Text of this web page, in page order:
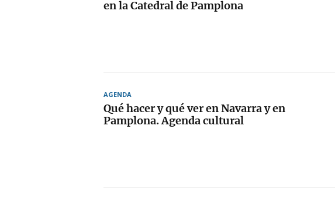
en la Catedral de Pamplona
AGENDA
Qué hacer y qué ver en Navarra y en
Pamplona. Agenda cultural